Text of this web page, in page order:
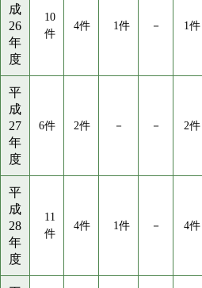
成
26
年
度
10
件
4件 1件 － 1件
平
成
27
年
度
6件 2件 － － 2件
平
成
28
年
度
11
件
4件 1件 － 4件